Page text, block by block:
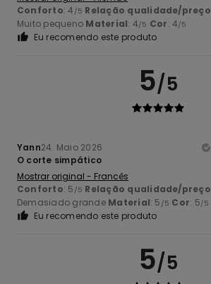
Conforto: 4 /5 Relação qualidade/preço
Muito pequeno Material: 4/5 Cor: 4/5
Eu recomendo este produto
5/5
Yann24. Maio 2026
O corte simpático
Mostrar original - Francês
Conforto: 5 /5 Relação qualidade/preço
Demasiado grande Material: 5 /5 Cor: 5/5
Eu recomendo este produto
5/5